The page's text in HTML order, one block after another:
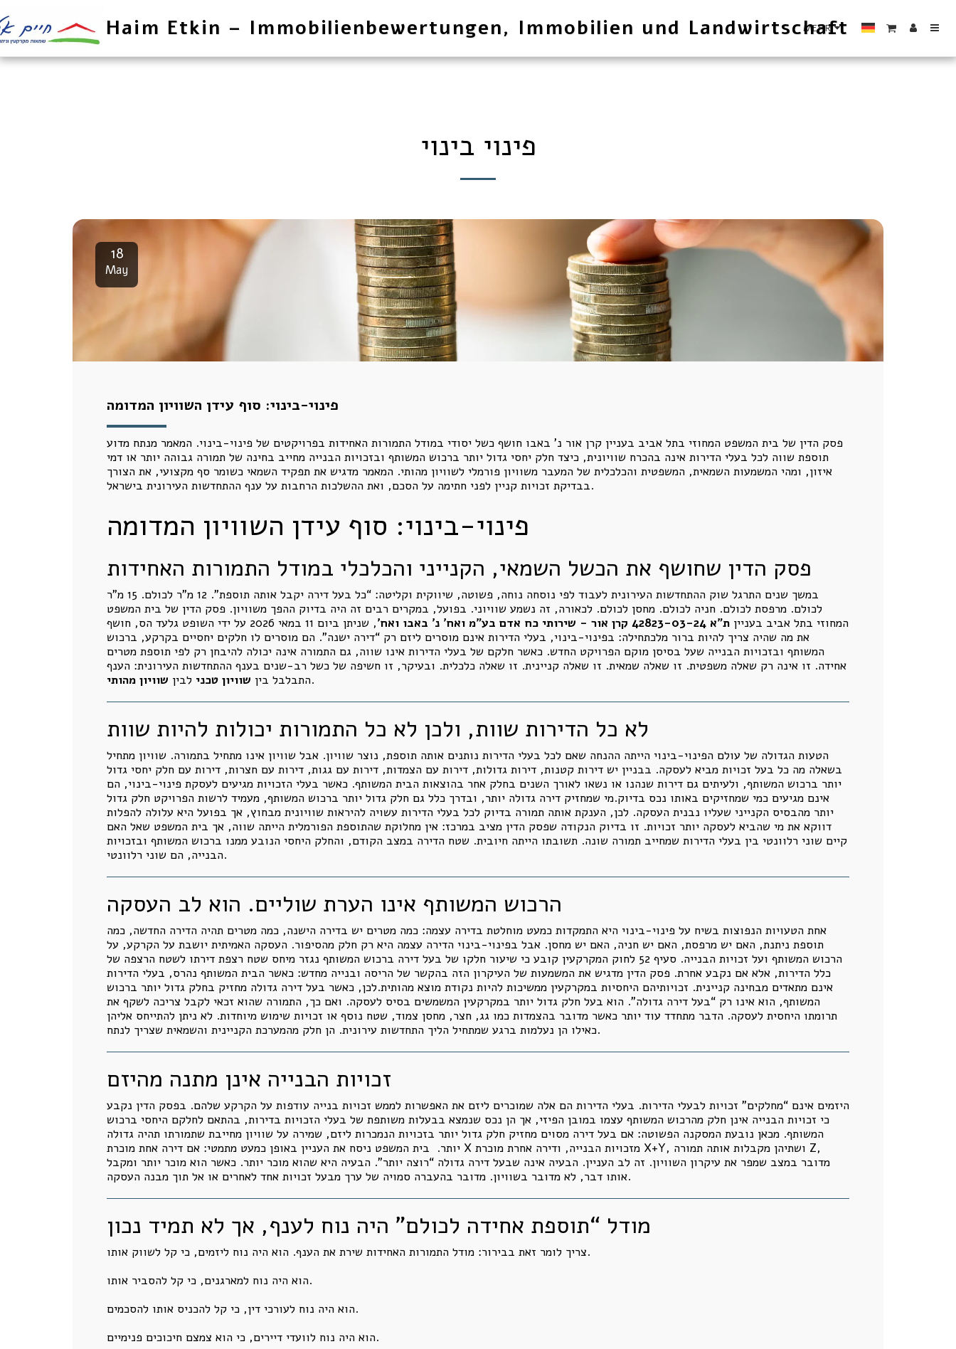
Haim Etkin – Immobilienbewertungen, Immobilien und Landwirtschaft
MEHR
פינוי בינוי
18
May
פינוי-בינוי: סוף עידן השוויון המדומה
פסק הדין של בית המשפט המחוזי בתל אביב בעניין קרן אור נ' באבו חושף כשל יסודי במודל התמורות האחידות בפרויקטים של פינוי-בינוי. המאמר מנתח מדוע
תוספת שווה לכל בעלי הדירות אינה בהכרח שוויונית, כיצד חלק יחסי גדול יותר ברכוש המשותף ובזכויות הבנייה מחייב בחינה של תמורה גבוהה יותר או דמי
איזון, ומהי המשמעות השמאית, המשפטית והכלכלית של המעבר משוויון פורמלי לשוויון מהותי. המאמר מדגיש את תפקיד השמאי כשומר סף מקצועי, את הצורך
בבדיקת זכויות קניין לפני חתימה על הסכם, ואת ההשלכות הרחבות על ענף ההתחדשות העירונית בישראל.
פינוי-בינוי: סוף עידן השוויון המדומה
פסק הדין שחושף את הכשל השמאי, הקנייני והכלכלי במודל התמורות האחידות
במשך שנים התרגל שוק ההתחדשות העירונית לעבוד לפי נוסחה נוחה, פשוטה, שיווקית וקליטה: “כל בעל דירה יקבל אותה תוספת”. 12 מ"ר לכולם. 15 מ"ר
לכולם. מרפסת לכולם. חניה לכולם. מחסן לכולם. לכאורה, זה נשמע שוויוני. בפועל, במקרים רבים זה היה בדיוק ההפך משוויון. פסק הדין של בית המשפט
המחוזי בתל אביב בעניין ת"א 42823-03-24 קרן אור - שירותי כח אדם בע"מ ואח' נ' באבו ואח'
, שניתן ביום 11 במאי 2026 על ידי השופט גלעד הס, חושף
את מה שהיה צריך להיות ברור מלכתחילה: בפינוי-בינוי, בעלי הדירות אינם מוסרים ליזם רק “דירה ישנה”. הם מוסרים לו חלקים יחסיים בקרקע, ברכוש
המשותף ובזכויות הבנייה שעל בסיסן מוקם הפרויקט החדש. כאשר חלקם של בעלי הדירות אינו שווה, גם התמורה אינה יכולה להיבחן רק לפי תוספת מטרים
אחידה. זו אינה רק שאלה משפטית. זו שאלה שמאית. זו שאלה קניינית. זו שאלה כלכלית. ובעיקר, זו חשיפה של כשל רב-שנים בענף ההתחדשות העירונית: הענף
התבלבל בין שוויון טכני לבין שוויון מהותי .
לא כל הדירות שוות, ולכן לא כל התמורות יכולות להיות שוות
הטעות הגדולה של עולם הפינוי-בינוי הייתה ההנחה שאם לכל בעלי הדירות נותנים אותה תוספת, נוצר שוויון. אבל שוויון אינו מתחיל בתמורה. שוויון מתחיל
בשאלה מה כל בעל זכויות מביא לעסקה. בבניין יש דירות קטנות, דירות גדולות, דירות עם הצמדות, דירות עם גגות, דירות עם חצרות, דירות עם חלק יחסי גדול
יותר ברכוש המשותף, ולעיתים גם דירות שנהנו או נשאו לאורך השנים בחלק אחר בהוצאות הבית המשותף. כאשר בעלי הזכויות מגיעים לעסקת פינוי-בינוי, הם
אינם מגיעים כמי שמחזיקים באותו נכס בדיוק.מי שמחזיק דירה גדולה יותר, ובדרך כלל גם חלק גדול יותר ברכוש המשותף, מעמיד לרשות הפרויקט חלק גדול
יותר מהבסיס הקנייני שעליו נבנית העסקה. לכן, הענקת אותה תמורה בדיוק לכל בעלי הדירות עשויה להיראות שוויונית מבחוץ, אך בפועל היא עלולה להפלות
דווקא את מי שהביא לעסקה יותר זכויות. זו בדיוק הנקודה שפסק הדין מציב במרכז: אין מחלוקת שהתוספת הפורמלית הייתה שווה, אך בית המשפט שאל האם
קיים שוני רלוונטי בין בעלי הדירות שמחייב תמורה שונה. תשובתו הייתה חיובית. שטח הדירה במצב הקודם, והחלק היחסי הנובע ממנו ברכוש המשותף ובזכויות
הבנייה, הם שוני רלוונטי.
הרכוש המשותף אינו הערת שוליים. הוא לב העסקה
אחת הטעויות הנפוצות בשיח על פינוי-בינוי היא התמקדות כמעט מוחלטת בדירה עצמה: כמה מטרים יש בדירה הישנה, כמה מטרים תהיה הדירה החדשה, כמה
תוספת ניתנת, האם יש מרפסת, האם יש חניה, האם יש מחסן. אבל בפינוי-בינוי הדירה עצמה היא רק חלק מהסיפור. העסקה האמיתית יושבת על הקרקע, על
הרכוש המשותף ועל זכויות הבנייה. סעיף 52 לחוק המקרקעין קובע כי שיעור חלקו של בעל דירה ברכוש המשותף נגזר מיחס שטח רצפת דירתו לשטח הרצפה של
כלל הדירות, אלא אם נקבע אחרת. פסק הדין מדגיש את המשמעות של העיקרון הזה בהקשר של הריסה ובנייה מחדש: כאשר הבית המשותף נהרס, בעלי הדירות
אינם מתאדים מבחינה קניינית. זכויותיהם היחסיות במקרקעין ממשיכות להיות נקודת מוצא מהותית.לכן, כאשר בעל דירה גדולה מחזיק בחלק גדול יותר ברכוש
המשותף, הוא אינו רק “בעל דירה גדולה”. הוא בעל חלק גדול יותר במקרקעין המשמשים בסיס לעסקה. ואם כך, התמורה שהוא זכאי לקבל צריכה לשקף את
תרומתו היחסית לעסקה. הדבר מתחדד עוד יותר כאשר מדובר בהצמדות כמו גג, חצר, מחסן צמוד, שטח נוסף או זכויות שימוש מיוחדות. לא ניתן להתייחס אליהן
כאילו הן נעלמות ברגע שמתחיל הליך התחדשות עירונית. הן חלק מהמערכת הקניינית והשמאית שצריך לנתח.
זכויות הבנייה אינן מתנה מהיזם
היזמים אינם “מחלקים” זכויות לבעלי הדירות. בעלי הדירות הם אלה שמוכרים ליזם את האפשרות לממש זכויות בנייה עודפות על הקרקע שלהם. בפסק הדין נקבע
כי זכויות הבנייה אינן חלק מהרכוש המשותף עצמו במובן הפיזי, אך הן נכס שנמצא בבעלות משותפת של בעלי הזכויות בדירות, בהתאם לחלקם היחסי ברכוש
המשותף. מכאן נובעת המסקנה הפשוטה: אם בעל דירה מסוים מחזיק חלק גדול יותר בזכויות הנמכרות ליזם, שמירה על שוויון מחייבת שתמורתו תהיה גדולה
יותר. בית המשפט ניסח את העניין באופן כמעט מתמטי: אם דירה אחת מוכרת X מזכויות הבנייה, ודירה אחרת מוכרת X+Y, ושתיהן מקבלות אותה תמורה Z,
מדובר במצב שמפר את עיקרון השוויון. זה לב העניין. הבעיה אינה שבעל דירה גדולה “רוצה יותר”. הבעיה היא שהוא מוכר יותר. כאשר הוא מוכר יותר ומקבל
אותו דבר, לא מדובר בשוויון. מדובר בהעברה סמויה של ערך מבעל זכויות אחד לאחרים או אל תוך מבנה העסקה.
מודל “תוספת אחידה לכולם” היה נוח לענף, אך לא תמיד נכון
צריך לומר זאת בבירור: מודל התמורות האחידות שירת את הענף. הוא היה נוח ליזמים, כי קל לשווק אותו.
הוא היה נוח למארגנים, כי קל להסביר אותו.
הוא היה נוח לעורכי דין, כי קל להכניס אותו להסכמים.
הוא היה נוח לוועדי דיירים, כי הוא צמצם חיכוכים פנימיים.